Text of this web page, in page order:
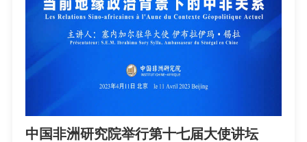
中国非洲研究院举行第十七届大使讲坛